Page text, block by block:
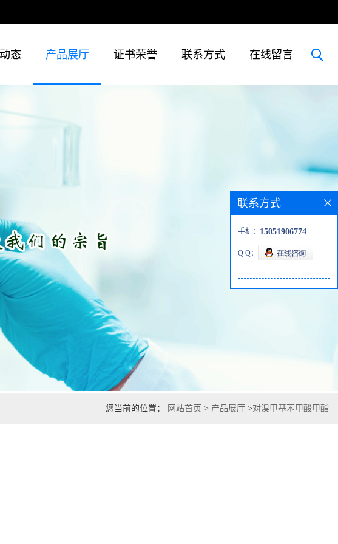
态 产品展厅 证书荣誉 联系方式 在线留言
您当前的位置： 网站首页 > 产品展厅 >对溴甲基苯甲酸甲酯
联系方式
手机： 15051906774
Q Q：